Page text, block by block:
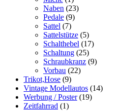
Naben (23)
Pedale (9)
Sattel (7)
Sattelstütze (5)
Schalthebel (17)
Schaltung (25)
Schraubkranz (9)
Vorbau (22)
Trikot,Hose (9)
Vintage Modellautos (14)
Werbung / Poster (19)
Zeitfahrrad (1)